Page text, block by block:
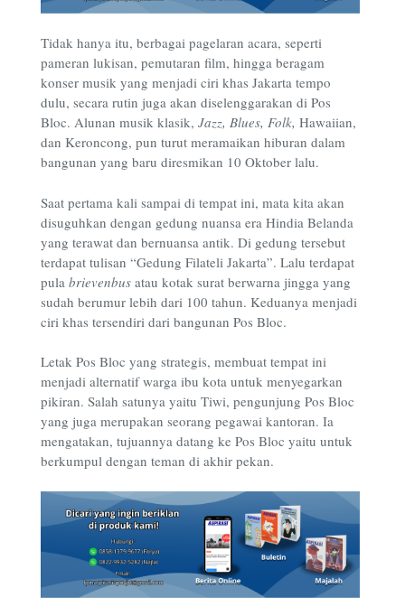
Tidak hanya itu, berbagai pagelaran acara, seperti
pameran lukisan, pemutaran film, hingga beragam
konser musik yang menjadi ciri khas Jakarta tempo
dulu, secara rutin juga akan diselenggarakan di Pos
Bloc. Alunan musik klasik, Jazz, Blues, Folk, Hawaiian,
dan Keroncong, pun turut meramaikan hiburan dalam
bangunan yang baru diresmikan 10 Oktober lalu.
Saat pertama kali sampai di tempat ini, mata kita akan
disuguhkan dengan gedung nuansa era Hindia Belanda
yang terawat dan bernuansa antik. Di gedung tersebut
terdapat tulisan “Gedung Filateli Jakarta”. Lalu terdapat
pula brievenbus atau kotak surat berwarna jingga yang
sudah berumur lebih dari 100 tahun. Keduanya menjadi
ciri khas tersendiri dari bangunan Pos Bloc.
Letak Pos Bloc yang strategis, membuat tempat ini
menjadi alternatif warga ibu kota untuk menyegarkan
pikiran. Salah satunya yaitu Tiwi, pengunjung Pos Bloc
yang juga merupakan seorang pegawai kantoran. Ia
mengatakan, tujuannya datang ke Pos Bloc yaitu untuk
berkumpul dengan teman di akhir pekan.